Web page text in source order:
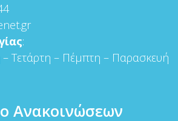
:
– Τετάρτη – Πέμπτη – Παρασκευή
Ανακοινώσεων